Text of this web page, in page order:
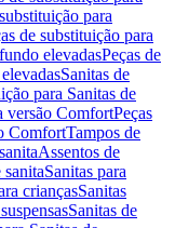
para
de substituição para
elevadasPeças de
Sanitas de
para Sanitas de
versão ComfortPeças
ComfortTampos de
Assentos de
sanitaSanitas para
criançasSanitas
Sanitas de